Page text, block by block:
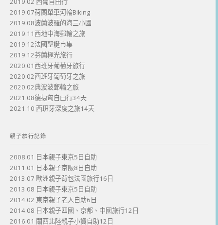
2019.07荷蘭單車河輪Biking
2019.08波蘭波羅的海三小國
2019.11西地中海郵輪之旅
2019.12法國聖誕市集
2019.12芬蘭極光旅行
2020.01西班牙葡萄牙旅行
2020.02西班牙葡萄牙之旅
2020.02典波波郵輪之旅
2021.08德捷匈自由行34天
2021.10 西班牙深度之旅14天
親子旅行記錄
2008.01 日本親子東京5日自助
2011.01 日本親子京阪8日自助
2013.07 歐洲親子背包法國旅行16日
2013.08 日本親子東京5日自助
2014.02 東京親子老人自助6日
2014.08 日本親子四國、京都、中國旅行12日
2016.01 關西北陸親子小資自助12日